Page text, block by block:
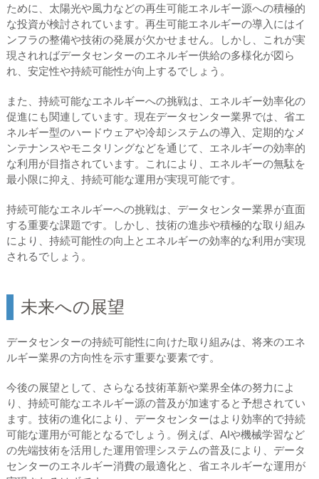
ために、太陽光や風力などの再生可能エネルギー源への積極的
な投資が検討されています。再生可能エネルギーの導入にはイ
ンフラの整備や技術の発展が欠かせません。しかし、これが実
現されればデータセンターのエネルギー供給の多様化が図ら
れ、安定性や持続可能性が向上するでしょう。
また、持続可能なエネルギーへの挑戦は、エネルギー効率化の
促進にも関連しています。現在データセンター業界では、省エ
ネルギー型のハードウェアや冷却システムの導入、定期的なメ
ンテナンスやモニタリングなどを通じて、エネルギーの効率的
な利用が目指されています。これにより、エネルギーの無駄を
最小限に抑え、持続可能な運用が実現可能です。
持続可能なエネルギーへの挑戦は、データセンター業界が直面
する重要な課題です。しかし、技術の進歩や積極的な取り組み
により、持続可能性の向上とエネルギーの効率的な利用が実現
されるでしょう。
未来への展望
データセンターの持続可能性に向けた取り組みは、将来のエネ
ルギー業界の方向性を示す重要な要素です。
今後の展望として、さらなる技術革新や業界全体の努力によ
り、持続可能なエネルギー源の普及が加速すると予想されてい
ます。技術の進化により、データセンターはより効率的で持続
可能な運用が可能となるでしょう。例えば、AIや機械学習など
の先端技術を活用した運用管理システムの普及により、データ
センターのエネルギー消費の最適化と、省エネルギーな運用が